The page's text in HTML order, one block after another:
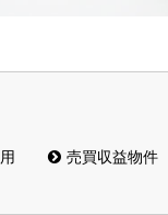
売買収益物件